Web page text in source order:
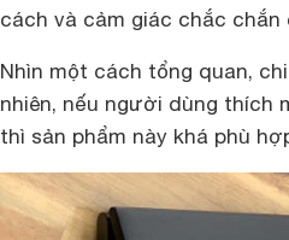
cách và cảm giác chắc
Nhìn một cách tổng quan,
nhiên, nếu người dùng thích
thì sản phẩm này khá phù